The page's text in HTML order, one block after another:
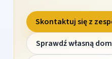
Skontaktuj się z
Sprawdź własną